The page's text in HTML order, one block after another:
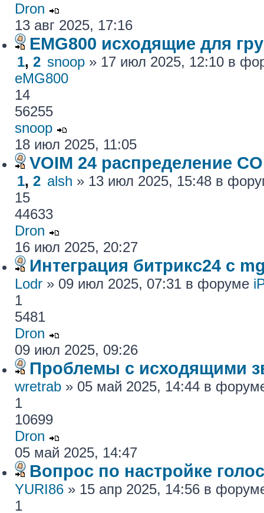
Dron
13 авг 2025, 17:16
EMG800 исходящие для
1, 2 snoop » 17 июл 2025, 12:10 в
eMG800
14
56255
snoop
18 июл 2025, 11:05
VOIM 24 распределение CO
1, 2 alsh » 13 июл 2025, 15:48 в
15
44633
Dron
16 июл 2025, 20:27
Интеграция битрикс24 с
Lodr » 09 июл 2025, 07:31 в форуме
1
5481
Dron
09 июл 2025, 09:26
Проблемы с исходящими
wretrab » 05 май 2025, 14:44 в
1
10699
Dron
05 май 2025, 14:47
Вопрос по настройке
YURI86 » 15 апр 2025, 14:56 в
1